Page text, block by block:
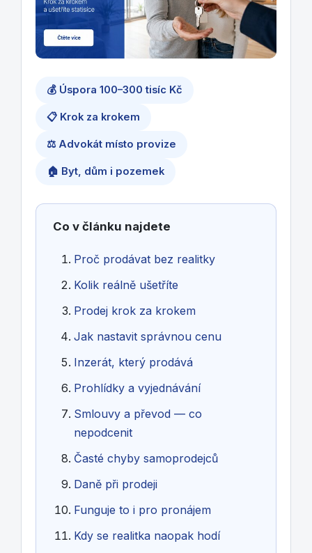
💰 Úspora 100–300 tisíc Kč
📋 Krok za krokem
⚖️ Advokát místo provize
🏠 Byt, dům i pozemek
Co v článku najdete
Proč prodávat bez realitky
Kolik reálně ušetříte
Prodej krok za krokem
Jak nastavit správnou cenu
Inzerát, který prodává
Prohlídky a vyjednávání
Smlouvy a převod — co
nepodcenit
Časté chyby samoprodejců
Daně při prodeji
Funguje to i pro pronájem
Kdy se realitka naopak hodí